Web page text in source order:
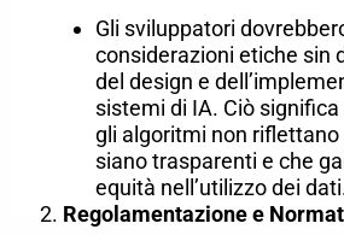
Gli sviluppatori
considerazioni etiche sin
del design e
sistemi di IA. Ciò
gli algoritmi non riflettano
siano trasparenti e che
equità nell’utilizzo dei
Regolamentazione e